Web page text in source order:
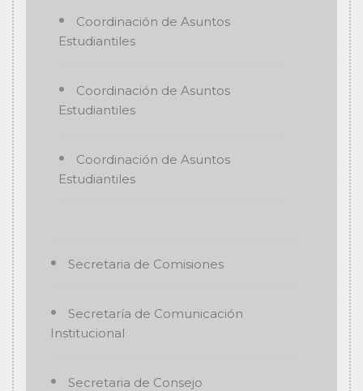
Coordinación de Asuntos
Estudiantiles
Coordinación de Asuntos
Estudiantiles
Coordinación de Asuntos
Estudiantiles
Secretaria de Comisiones
Secretaría de Comunicación
Institucional
Secretaria de Consejo